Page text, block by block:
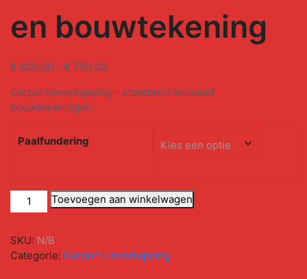
en bouwtekening
€ 600.00 - € 750.00
Carport/overkapping – standaard inclusief
bouwtekeningen.
Paalfundering
Toevoegen aan winkelwagen
SKU: N/B
Categorie: Carport / overkapping